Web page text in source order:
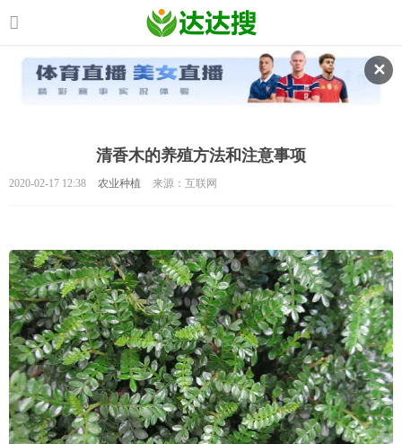
✕
清香木的养殖方法和注意事项
2020-02-17 12:38 农业种植 来源：互联网